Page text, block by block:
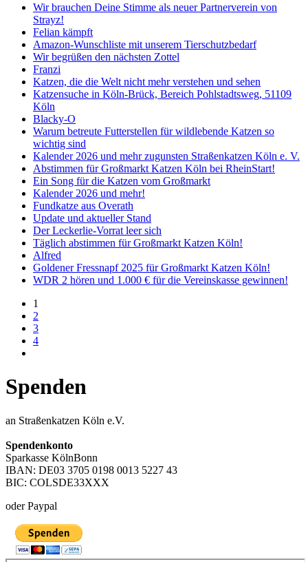
Wir brauchen Deine Stimme als neuer Partnerverein von
Strayz!
Felian kämpft
Amazon-Wunschliste mit unserem Tierschutzbedarf
Wir begrüßen den nächsten Zottel
Franzi
Katzen, die die Welt nicht mehr verstehen und sehen
Katzensuche in Köln-Brück, Bereich Pohlstadtsweg, 51109
Köln
Blacky-O
Warum betreute Futterstellen für wildlebende Katzen so
wichtig sind
Kalender 2026 und mehr zugunsten Straßenkatzen Köln e. V.
Abstimmen für Großmarkt Katzen Köln bei RheinStart!
Ein Song für die Katzen vom Großmarkt
Kalender 2026 und mehr!
Fundkatze aus Overath
Update und aktueller Stand
Der Leckerlie-Vorrat leer sich
Täglich abstimmen für Großmarkt Katzen Köln!
Alfred
Goldener Fressnapf 2025 für Großmarkt Katzen Köln!
WDR 2 hören und 1.000 € für die Vereinskasse gewinnen!
1
2
3
4
Spenden
an Straßenkatzen Köln e.V.
Spendenkonto
Sparkasse KölnBonn
IBAN: DE03 3705 0198 0013 5227 43
BIC: COLSDE33XXX
oder Paypal